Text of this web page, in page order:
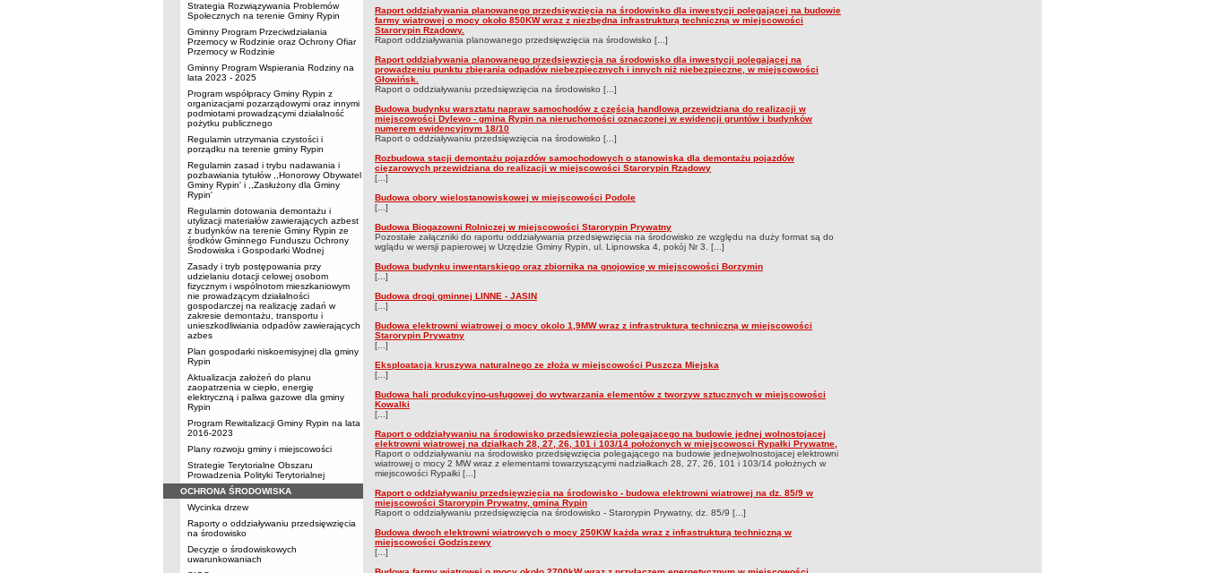
Strategia Rozwiązywania Problemów
Społecznych na terenie Gminy Rypin
Gminny Program Przeciwdziałania
Przemocy w Rodzinie oraz Ochrony Ofiar
Przemocy w Rodzinie
Gminny Program Wspierania Rodziny na
lata 2023 - 2025
Program współpracy Gminy Rypin z
organizacjami pozarządowymi oraz innymi
podmiotami prowadzącymi działalność
pożytku publicznego
Regulamin utrzymania czystości i
porządku na terenie gminy Rypin
Regulamin zasad i trybu nadawania i
pozbawiania tytułów ,,Honorowy Obywatel
Gminy Rypin' i ,,Zasłużony dla Gminy
Rypin'
Regulamin dotowania demontażu i
utylizacji materiałów zawierających azbest
z budynków na terenie Gminy Rypin ze
środków Gminnego Funduszu Ochrony
Środowiska i Gospodarki Wodnej
Zasady i tryb postępowania przy
udzielaniu dotacji celowej osobom
fizycznym i wspólnotom mieszkaniowym
nie prowadzącym działalności
gospodarczej na realizację zadań w
zakresie demontażu, transportu i
unieszkodliwiania odpadów zawierających
azbes
Plan gospodarki niskoemisyjnej dla gminy
Rypin
Aktualizacja założeń do planu
zaopatrzenia w ciepło, energię
elektryczną i paliwa gazowe dla gminy
Rypin
Program Rewitalizacji Gminy Rypin na lata
2016-2023
Plany rozwoju gminy i miejscowości
Strategie Terytorialne Obszaru
Prowadzenia Polityki Terytorialnej
OCHRONA ŚRODOWISKA
Wycinka drzew
Raporty o oddziaływaniu przedsięwzięcia
na środowisko
Decyzje o środowiskowych
uwarunkowaniach
Raport oddziaływania planowanego przedsięwzięcia na środowisko dla inwestycji polegającej na budowie
farmy wiatrowej o mocy około 850KW wraz z niezbędna infrastrukturą techniczną w miejscowości
Starorypin Rządowy.
Raport oddziaływania planowanego przedsięwzięcia na środowisko [...]
Raport oddziaływania planowanego przedsięwzięcia na środowisko dla inwestycji polegającej na
prowadzeniu punktu zbierania odpadów niebezpiecznych i innych niż niebezpieczne, w miejscowości
Głowińsk.
Raport o oddziaływaniu przedsięwzięcia na środowisko [...]
Budowa budynku warsztatu napraw samochodów z częścią handlową przewidziana do realizacji w
miejscowości Dylewo - gmina Rypin na nieruchomości oznaczonej w ewidencji gruntów i budynków
numerem ewidencyjnym 18/10
Raport o oddziaływaniu przedsięwzięcia na środowisko [...]
Rozbudowa stacji demontażu pojazdów samochodowych o stanowiska dla demontażu pojazdów
cięzarowych przewidziana do realizacji w miejscowości Starorypin Rządowy
[...]
Budowa obory wielostanowiskowej w miejscowości Podole
[...]
Budowa Biogazowni Rolniczej w miejscowości Starorypin Prywatny
Pozostałe załączniki do raportu oddziaływania przedsięwzięcia na środowisko ze względu na duży format są do
wglądu w wersji papierowej w Urzędzie Gminy Rypin, ul. Lipnowska 4, pokój Nr 3. [...]
Budowa budynku inwentarskiego oraz zbiornika na gnojowicę w miejscowości Borzymin
[...]
Budowa drogi gminnej LINNE - JASIN
[...]
Budowa elektrowni wiatrowej o mocy okolo 1,9MW wraz z infrastrukturą techniczną w miejscowości
Starorypin Prywatny
[...]
Eksploatacja kruszywa naturalnego ze złoża w miejscowości Puszcza Miejska
[...]
Budowa hali produkcyjno-usługowej do wytwarzania elementów z tworzyw sztucznych w miejscowości
Kowalki
[...]
Raport o oddziaływaniu na środowisko przedsiewziecia polegajacego na budowie jednej wolnostojacej
elektrowni wiatrowej na działkach 28, 27, 26, 101 i 103/14 położonych w miejscowosci Rypałki Prywatne,
Raport o oddziaływaniu na środowisko przedsięwzięcia polegającego na budowie jednejwolnostojacej elektrowni
wiatrowej o mocy 2 MW wraz z elementami towarzyszącymi nadziałkach 28, 27, 26, 101 i 103/14 położnych w
miejscowości Rypałki [...]
Raport o oddziaływaniu przedsięwzięcia na środowisko - budowa elektrowni wiatrowej na dz. 85/9 w
miejscowości Starorypin Prywatny, gmina Rypin
Raport o oddziaływaniu przedsięwzięcia na środowisko - Starorypin Prywatny, dz. 85/9 [...]
Budowa dwoch elektrowni wiatrowych o mocy 250KW każda wraz z infrastrukturą techniczną w
miejscowości Godziszewy
[...]